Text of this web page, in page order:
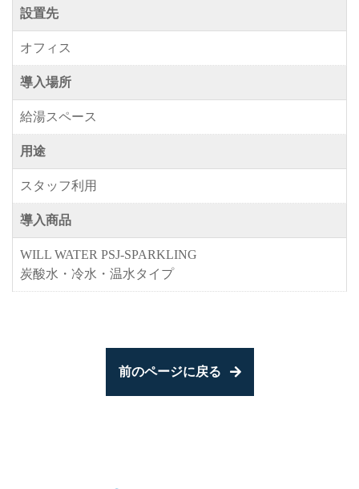
設置先
オフィス
導入場所
給湯スペース
用途
スタッフ利用
導入商品
WILL WATER PSJ-SPARKLING
炭酸水・冷水・温水タイプ
前のページに戻る